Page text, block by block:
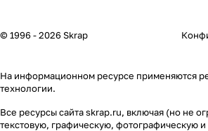
© 1996 - 2026 Skrap
На информационном ресурсе применяются
технологии.
Все ресурсы сайта skrap.ru, включая (но не
текстовую, графическую, фотографическую